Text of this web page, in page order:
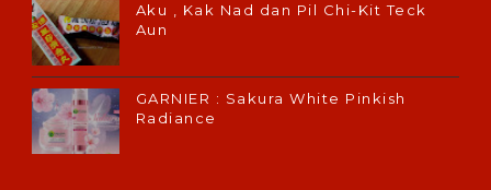
Aku , Kak Nad dan Pil Chi-Kit Teck
Aun
GARNIER : Sakura White Pinkish
Radiance